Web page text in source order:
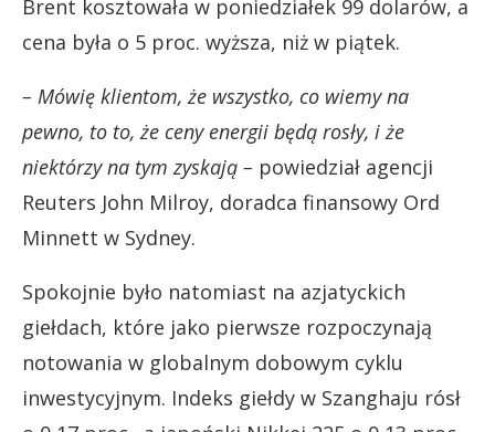
Brent kosztowała w poniedziałek 99 dolarów, a
cena była o 5 proc. wyższa, niż w piątek.
– Mówię klientom, że wszystko, co wiemy na
pewno, to to, że ceny energii będą rosły, i że
niektórzy na tym zyskają – powiedział agencji
Reuters John Milroy, doradca finansowy Ord
Minnett w Sydney.
Spokojnie było natomiast na azjatyckich
giełdach, które jako pierwsze rozpoczynają
notowania w globalnym dobowym cyklu
inwestycyjnym. Indeks giełdy w Szanghaju rósł